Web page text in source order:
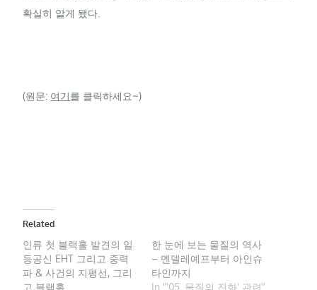
확실히 알게 됐다.
(원문: 여기를 클릭하세요~)
Related
인류 첫 블랙홀 발견의 일
등공신 EHT 그리고 중력
파 & 사건의 지평선, 그리
고 블랙홀
한 눈에 보는 물질의 역사
– 멘델레예프부터 아인슈
타인까지
In "'05. 물질의 진화' 관련"